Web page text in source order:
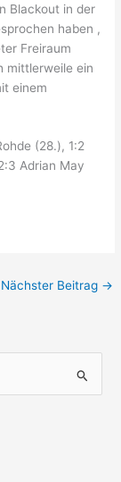
Blackout in der
haben ,
Freiraum
mittlerweile ein
einem
(28.), 1:2
Adrian May
Nächster Beitrag →